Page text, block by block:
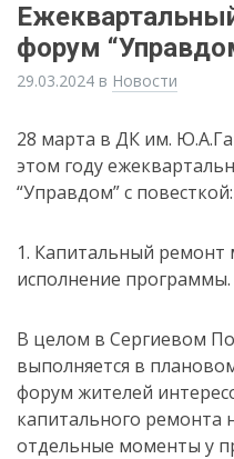
форум
29.03.2024 в Новости
28 марта в ДК им.
этом году
“Управдом” с повесткой:
1. Капитальный
исполнение программы.
В целом в Сергиевом
выполняется в
форум жителей
капитального ремонта
отдельные моменты у